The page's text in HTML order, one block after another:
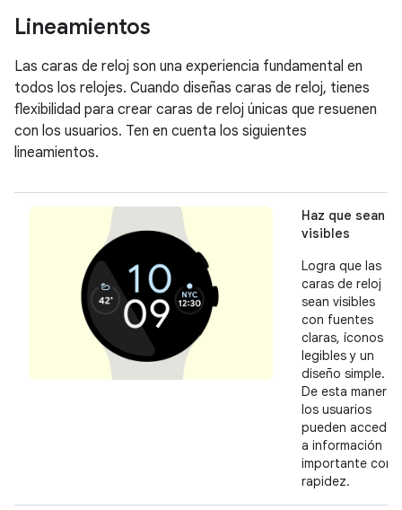
Lineamientos
Las caras de reloj son una experiencia fundamental en
todos los relojes. Cuando diseñas caras de reloj, tienes
flexibilidad para crear caras de reloj únicas que resuenen
con los usuarios. Ten en cuenta los siguientes
lineamientos.
Haz que sean
visibles
Logra que las
caras de reloj
sean visibles
con fuentes
claras, íconos
legibles y un
diseño simple.
De esta manera,
los usuarios
pueden acceder
a información
importante con
rapidez.